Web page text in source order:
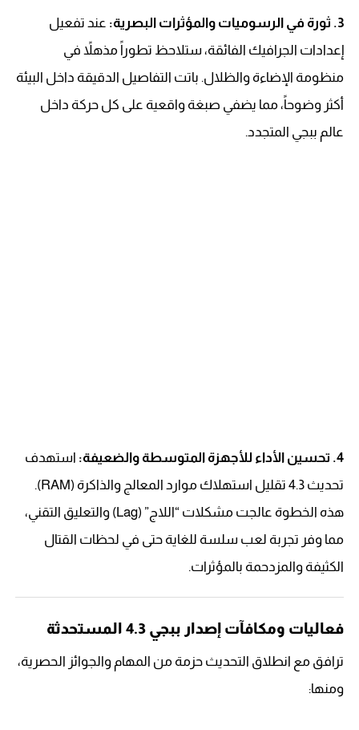
3. ثورة في الرسوميات والمؤثرات البصرية:
عند تفعيل
إعدادات الجرافيك الفائقة، ستلاحظ تطوراً مذهلاً في
منظومة الإضاءة والظلال. باتت التفاصيل الدقيقة داخل البيئة
أكثر وضوحاً، مما يضفي صبغة واقعية على كل حركة داخل
عالم ببجي المتجدد.
4. تحسين الأداء للأجهزة المتوسطة والضعيفة:
استهدف
تحديث 4.3 تقليل استهلاك موارد المعالج والذاكرة (RAM).
هذه الخطوة عالجت مشكلات “اللاج” (Lag) والتعليق التقني،
مما وفر تجربة لعب سلسة للغاية حتى في لحظات القتال
الكثيفة والمزدحمة بالمؤثرات.
فعاليات ومكافآت إصدار ببجي 4.3 المستحدثة
ترافق مع انطلاق التحديث حزمة من المهام والجوائز الحصرية،
ومنها: